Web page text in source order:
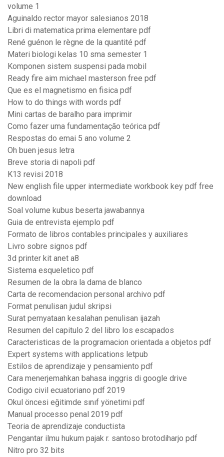
volume 1
Aguinaldo rector mayor salesianos 2018
Libri di matematica prima elementare pdf
René guénon le règne de la quantité pdf
Materi biologi kelas 10 sma semester 1
Komponen sistem suspensi pada mobil
Ready fire aim michael masterson free pdf
Que es el magnetismo en fisica pdf
How to do things with words pdf
Mini cartas de baralho para imprimir
Como fazer uma fundamentação teórica pdf
Respostas do emai 5 ano volume 2
Oh buen jesus letra
Breve storia di napoli pdf
K13 revisi 2018
New english file upper intermediate workbook key pdf free
download
Soal volume kubus beserta jawabannya
Guia de entrevista ejemplo pdf
Formato de libros contables principales y auxiliares
Livro sobre signos pdf
3d printer kit anet a8
Sistema esqueletico pdf
Resumen de la obra la dama de blanco
Carta de recomendacion personal archivo pdf
Format penulisan judul skripsi
Surat pernyataan kesalahan penulisan ijazah
Resumen del capitulo 2 del libro los escapados
Caracteristicas de la programacion orientada a objetos pdf
Expert systems with applications letpub
Estilos de aprendizaje y pensamiento pdf
Cara menerjemahkan bahasa inggris di google drive
Codigo civil ecuatoriano pdf 2019
Okul öncesi eğitimde sınıf yönetimi pdf
Manual processo penal 2019 pdf
Teoria de aprendizaje conductista
Pengantar ilmu hukum pajak r. santoso brotodiharjo pdf
Nitro pro 32 bits